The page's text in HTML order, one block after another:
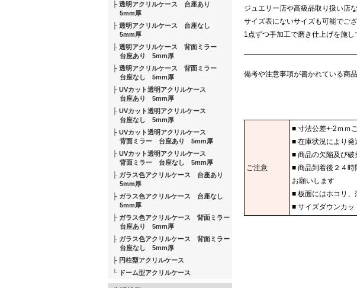
透明アクリルケース 台座あり
5mm厚
透明アクリルケース 台座なし
5mm厚
透明アクリルケース 背面ミラー
台座あり 5mm厚
透明アクリルケース 背面ミラー
台座なし 5mm厚
UVカット透明アクリルケース
台座あり 5mm厚
UVカット透明アクリルケース
台座なし 5mm厚
UVカット透明アクリルケース
背面ミラー 台座あり 5mm厚
UVカット透明アクリルケース
背面ミラー 台座なし 5mm厚
ガラス色アクリルケース 台座あり
5mm厚
ガラス色アクリルケース 台座なし
5mm厚
ガラス色アクリルケース 背面ミラー
台座あり 5mm厚
ガラス色アクリルケース 背面ミラー
台座なし 5mm厚
円柱型アクリルケース
ドーム型アクリルケース
ジュエリー店や高級品取り扱い店
サイズ表にないサイズも可能でご
1点ずつ手加工で磨き仕上げを施し
備考や注意事項が書かれている商
ご注意
■ 寸法公差+-2ｍｍ
■ 在庫状況により
■ 商品の欠陥及び
■ 商品到着後２４
お願いします
■ 板面にはホコリ
■ サイズダウンカッ